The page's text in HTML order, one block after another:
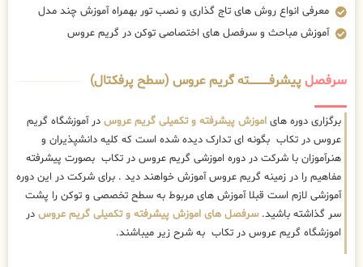
معرفی انواع روش های تاج گذاری و نصب تور بهمراه آموزش چند مدل
آموزش مباحث و سرفصل های اختصاصی توکن در گریم عروس
سرفصلپیشرفــــــــــــته گریم عروس (سطح پرفکتال)
برگزاری دوره های اموزش پیشرفته و تکمیلی گریم عروس در آموزشگاه گریم
عروس در تکاب بگونه ای تدارک دیده شده است که کلیه دانشپذیران و
هنرآموزان با شرکت در دوره اموزشی گریم عروس در تکاب بصورت پیشرفته
مفاهیم را در زمینه گریم عروس آموزش خواهند دید . برای شرکت در این دوره
آموزشی لازم است قبلا آموزش های مربوط به سطح تخصصی و توکن را پشت
سر گذاشته باشید.سرفصل های اموزش پیشرفته و تکمیلی گریم عروس در
اموزشگاه گریم عروس در تکاب به شرح زیر میباشند.